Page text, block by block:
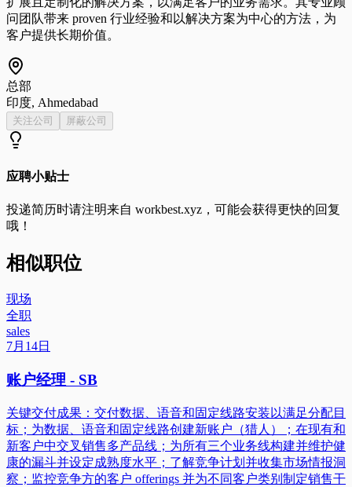
问团队带来 proven 行业经验和以解决方案为中心的方法，为
客户提供长期价值。
总部
印度, Ahmedabad
关注公司 屏蔽公司
应聘小贴士
投递简历时请注明来自 workbest.xyz ，可能会获得更快的回复
哦！
相似职位
现场
全职
sales
7月14日
账户经理 - SB
关键交付成果：交付数据、语音和固定线路安装以满足分配目
标；为数据、语音和固定线路创建新账户（猎人）；在现有和
新客户中交叉销售多产品线；为所有三个业务线构建并维护健
康的漏斗并设定成熟度水平；了解竞争计划并收集市场情报洞
察；监控竞争方的客户 offerings 并为不同客户类别制定销售干